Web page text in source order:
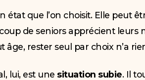
état que l’on choisit. Elle peut
de seniors apprécient leurs
âge, rester seul par choix n’a
lui, est une situation subie. Il